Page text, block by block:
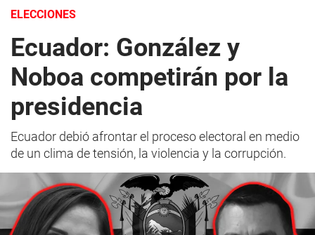
ELECCIONES
Ecuador: González y
Noboa competirán por la
presidencia
Ecuador debió afrontar el proceso electoral en medio
de un clima de tensión, la violencia y la corrupción.